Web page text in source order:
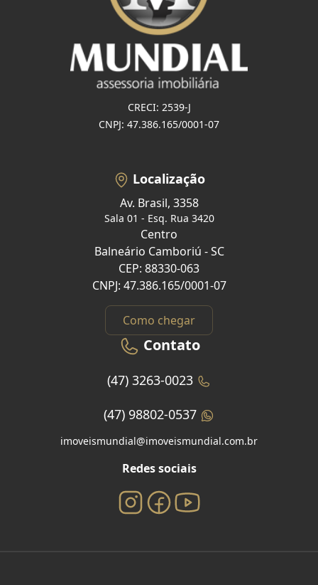
CRECI: 2539-J
CNPJ: 47.386.165/0001-07
Localização
Av. Brasil, 3358
Sala 01 - Esq. Rua 3420
Centro
Balneário Camboriú - SC
CEP: 88330-063
CNPJ: 47.386.165/0001-07
Como chegar
Contato
(47) 3263-0023
(47) 98802-0537
imoveismundial@imoveismundial.com.br
Redes sociais